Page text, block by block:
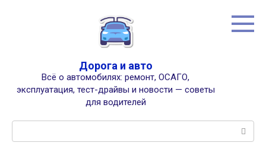
Дорога и авто
Всё о автомобилях: ремонт, ОСАГО,
эксплуатация, тест-драйвы и новости — советы
для водителей